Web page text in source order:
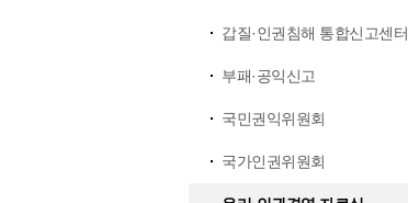
갑질·인권침해 통합신고센터
부패·공익신고
국민권익위원회
국가인권위원회